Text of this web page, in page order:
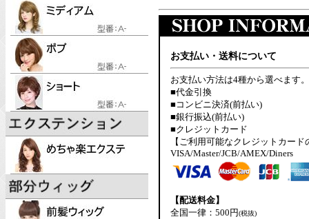
お支払い・送料について
お支払い方法は4種から選べます。
■代金引換
■コンビニ決済(前払い)
■銀行振込(前払い)
■クレジットカード
【ご利用可能なクレジットカード
VISA/Master/JCB/AMEX/Diners
【配送料金】
全国一律：500円(税抜)